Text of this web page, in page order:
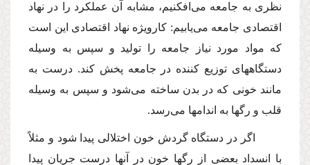
نظرى به جامعه مى‌افكنیم، مشابه آن عملكرد را در نهاد
اقتصادى جامعه مى‌یابیم: كارویژه نهاد اقتصادى این است
كه مواد مورد نیاز جامعه را تولید و سپس به وسیله
دستگاههاى توزیع كننده در جامعه پخش كند. درست به
مانند خونى كه در بدن ساخته مى‌شود و سپس به وسیله
قلب و رگها به اندامها مى‌رسد.
اگر در دستگاه گردش خون اختلالى پیدا شود و مثلاً
با انسداد بعضى از رگها خون در آنها درست جریان پیدا